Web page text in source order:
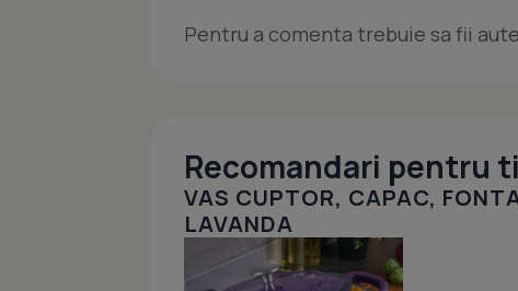
Pentru a comenta trebuie sa fii
Recomandari pentru
VAS CUPTOR, CAPAC,
LAVANDA